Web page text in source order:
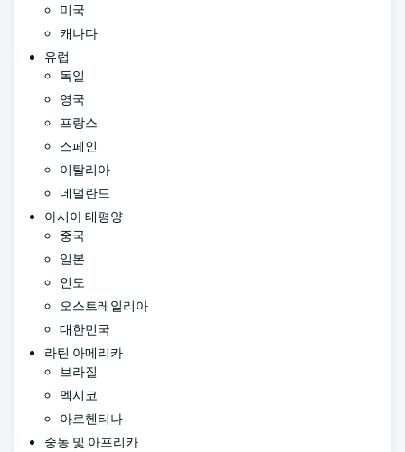
미국
캐나다
유럽
독일
영국
프랑스
스페인
이탈리아
네덜란드
아시아 태평양
중국
일본
인도
오스트레일리아
대한민국
라틴 아메리카
브라질
멕시코
아르헨티나
중동 및 아프리카